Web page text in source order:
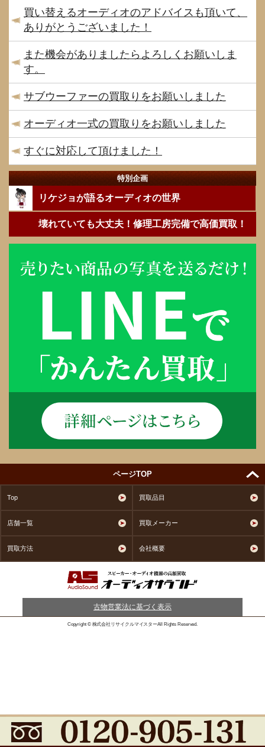
買い替えるオーディオのアドバイスも頂いて、
ありがとうございました！
また機会がありましたらよろしくお願いしま
す。
サブウーファーの買取りをお願いしました
オーディオ一式の買取りをお願いしました
すぐに対応して頂けました！
特別企画
リケジョが語るオーディオの世界
壊れていても大丈夫！修理工房完備で高価買取！
ページTOP
Top 買取品目
店舗一覧 買取メーカー
買取方法 会社概要
古物営業法に基づく表示
Copyright © 株式会社リサイクルマイスターAll Rights Reserved.